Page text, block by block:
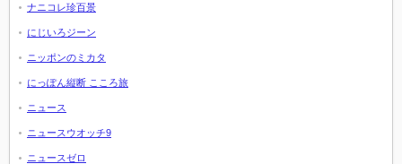
ナニコレ珍百景
にじいろジーン
ニッポンのミカタ
にっぽん縦断 こころ旅
ニュース
ニュースウオッチ9
ニュースゼロ